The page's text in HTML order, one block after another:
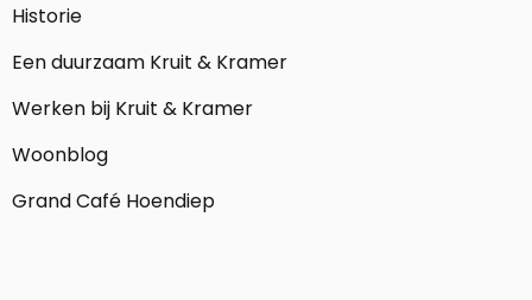
Historie
Een duurzaam Kruit & Kramer
Werken bij Kruit & Kramer
Woonblog
Grand Café Hoendiep